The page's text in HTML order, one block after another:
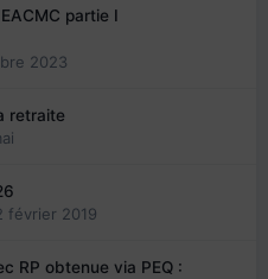
partie I
2023
retraite
février 2019
RP obtenue via PEQ :